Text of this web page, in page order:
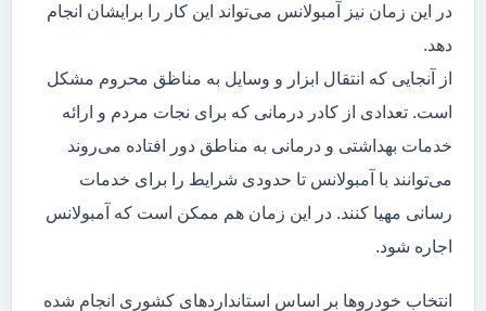
در این زمان نیز آمبولانس می‌تواند این کار را برایشان انجام
دهد.
از آنجایی که انتقال ابزار و وسایل به مناظق محروم مشکل
است. تعدادی از کادر درمانی که برای نجات مردم و ارائه
خدمات بهداشتی و درمانی به مناطق دور افتاده می‌روند
می‌توانند با آمبولانس تا حدودی شرایط را برای خدمات
رسانی مهیا کنند. در این زمان هم ممکن است که آمبولانس
اجاره شود.
انتخاب خودروها بر اساس استانداردهای کشوری انجام شده